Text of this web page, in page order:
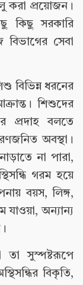
করা প্রয়োজন।
কিছু সরকারি
বিভাগের সেবা
বিভিন্ন ধরনের
শিশুদের
প্রদাহ বলতে
অবস্থা।
না পারা,
গরম হয়ে
বয়স, লিঙ্গ,
অন্যান্য
তা সুস্পষ্টরূপে
বিকৃতি,